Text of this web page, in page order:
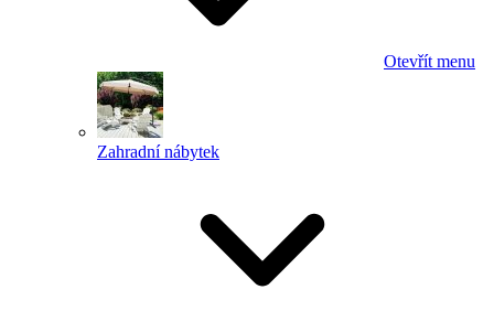
Otevřít menu
Zahradní nábytek